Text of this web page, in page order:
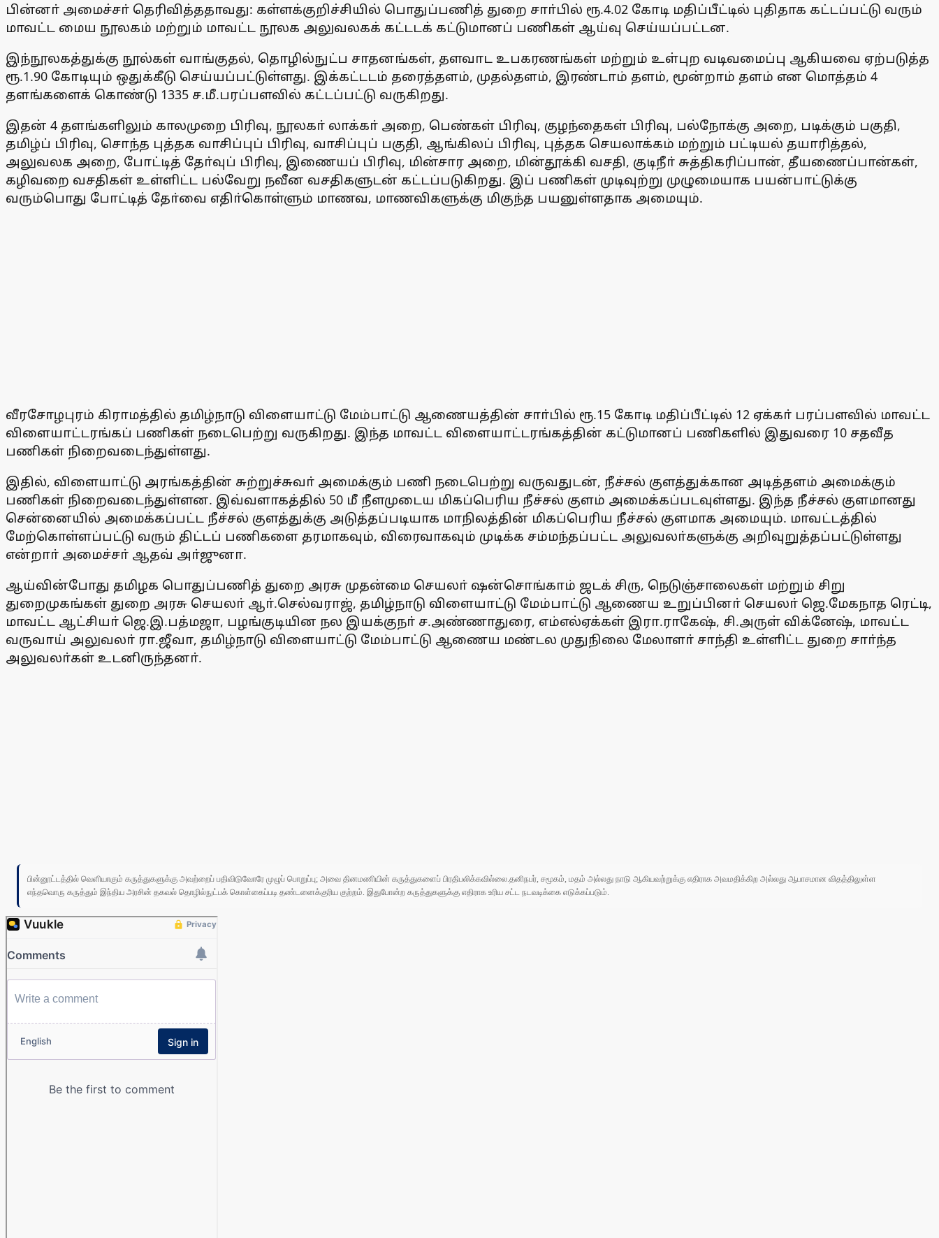
பின்னா் அமைச்சா் தெரிவித்ததாவது: கள்ளக்குறிச்சியில் பொதுப்பணித் துறை சாா்பில் ரூ.4.02 கோடி மதிப்பீட்டில் புதிதாக கட்டப்பட்டு வரும்
மாவட்ட மைய நூலகம் மற்றும் மாவட்ட நூலக அலுவலகக் கட்டடக் கட்டுமானப் பணிகள் ஆய்வு செய்யப்பட்டன.
இந்நூலகத்துக்கு நூல்கள் வாங்குதல், தொழில்நுட்ப சாதனங்கள், தளவாட உபகரணங்கள் மற்றும் உள்புற வடிவமைப்பு ஆகியவை ஏற்படுத்த
ரூ.1.90 கோடியும் ஒதுக்கீடு செய்யப்பட்டுள்ளது. இக்கட்டடம் தரைத்தளம், முதல்தளம், இரண்டாம் தளம், மூன்றாம் தளம் என மொத்தம் 4
தளங்களைக் கொண்டு 1335 ச.மீ.பரப்பளவில் கட்டப்பட்டு வருகிறது.
இதன் 4 தளங்களிலும் காலமுறை பிரிவு, நூலகா் லாக்கா் அறை, பெண்கள் பிரிவு, குழந்தைகள் பிரிவு, பல்நோக்கு அறை, படிக்கும் பகுதி,
தமிழ்ப் பிரிவு, சொந்த புத்தக வாசிப்புப் பிரிவு, வாசிப்புப் பகுதி, ஆங்கிலப் பிரிவு, புத்தக செயலாக்கம் மற்றும் பட்டியல் தயாரித்தல்,
அலுவலக அறை, போட்டித் தோ்வுப் பிரிவு, இணையப் பிரிவு, மின்சார அறை, மின்தூக்கி வசதி, குடிநீா் சுத்திகரிப்பான், தீயணைப்பான்கள்,
கழிவறை வசதிகள் உள்ளிட்ட பல்வேறு நவீன வசதிகளுடன் கட்டப்படுகிறது. இப் பணிகள் முடிவுற்று முழுமையாக பயன்பாட்டுக்கு
வரும்பொது போட்டித் தோ்வை எதிா்கொள்ளும் மாணவ, மாணவிகளுக்கு மிகுந்த பயனுள்ளதாக அமையும்.
வீரசோழபுரம் கிராமத்தில் தமிழ்நாடு விளையாட்டு மேம்பாட்டு ஆணையத்தின் சாா்பில் ரூ.15 கோடி மதிப்பீட்டில் 12 ஏக்கா் பரப்பளவில் மாவட்ட
விளையாட்டரங்கப் பணிகள் நடைபெற்று வருகிறது. இந்த மாவட்ட விளையாட்டரங்கத்தின் கட்டுமானப் பணிகளில் இதுவரை 10 சதவீத
பணிகள் நிறைவடைந்துள்ளது.
இதில், விளையாட்டு அரங்கத்தின் சுற்றுச்சுவா் அமைக்கும் பணி நடைபெற்று வருவதுடன், நீச்சல் குளத்துக்கான அடித்தளம் அமைக்கும்
பணிகள் நிறைவடைந்துள்ளன. இவ்வளாகத்தில் 50 மீ நீளமுடைய மிகப்பெரிய நீச்சல் குளம் அமைக்கப்படவுள்ளது. இந்த நீச்சல் குளமானது
சென்னையில் அமைக்கப்பட்ட நீச்சல் குளத்துக்கு அடுத்தப்படியாக மாநிலத்தின் மிகப்பெரிய நீச்சல் குளமாக அமையும். மாவட்டத்தில்
மேற்கொள்ளப்பட்டு வரும் திட்டப் பணிகளை தரமாகவும், விரைவாகவும் முடிக்க சம்மந்தப்பட்ட அலுவலா்களுக்கு அறிவுறுத்தப்பட்டுள்ளது
என்றாா் அமைச்சா் ஆதவ் அா்ஜுனா.
ஆய்வின்போது தமிழக பொதுப்பணித் துறை அரசு முதன்மை செயலா் ஷன்சொங்காம் ஜடக் சிரு, நெடுஞ்சாலைகள் மற்றும் சிறு
துறைமுகங்கள் துறை அரசு செயலா் ஆா்.செல்வராஜ், தமிழ்நாடு விளையாட்டு மேம்பாட்டு ஆணைய உறுப்பினா் செயலா் ஜெ.மேகநாத ரெட்டி,
மாவட்ட ஆட்சியா் ஜெ.இ.பத்மஜா, பழங்குடியின நல இயக்குநா் ச.அண்ணாதுரை, எம்எல்ஏக்கள் இரா.ராகேஷ், சி.அருள் விக்னேஷ், மாவட்ட
வருவாய் அலுவலா் ரா.ஜீவா, தமிழ்நாடு விளையாட்டு மேம்பாட்டு ஆணைய மண்டல முதுநிலை மேலாளா் சாந்தி உள்ளிட்ட துறை சாா்ந்த
அலுவலா்கள் உடனிருந்தனா்.
பின்னூட்டத்தில் வெளியாகும் கருத்துகளுக்கு அவற்றைப் பதிவிடுவோரே முழுப் பொறுப்பு; அவை தினமணியின் கருத்துகளைப் பிரதிபலிக்கவில்லை.தனிநபர், சமூகம், மதம் அல்லது நாடு ஆகியவற்றுக்கு எதிராக அவமதிக்கிற அல்லது ஆபாசமான விதத்திலுள்ள
எந்தவொரு கருத்தும் இந்திய அரசின் தகவல் தொழில்நுட்பக் கொள்கைப்படி தண்டனைக்குரிய குற்றம். இதுபோன்ற கருத்துகளுக்கு எதிராக உரிய சட்ட நடவடிக்கை எடுக்கப்படும்.